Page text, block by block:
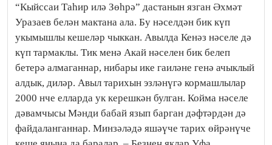
“Кыйссаи Таһир илә Зөһрә” дастанын язган Әхмәт
Уразаев белән мактана ала. Бу нәселдән бик күп
укымышлы кешеләр чыккан. Авылда Кенәз нәселе дә
күп тармаклы. Тик менә Акай нәселен бик белеп
бетерә алмаганнар, нибары ике гаиләне генә ачыклый
алдык, диләр. Авыл тарихын эзләнүгә кормашлылар
2000 нче елларда ук ке­решкән булган. Койма нәселе
дә­вамчысы Мәнди бабай язып барган дәфтәрдән дә
файдаланганнар. Минзәләдә яшәүче тарих өйрәнүче